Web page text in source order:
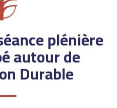
plénière
autour de
Durable